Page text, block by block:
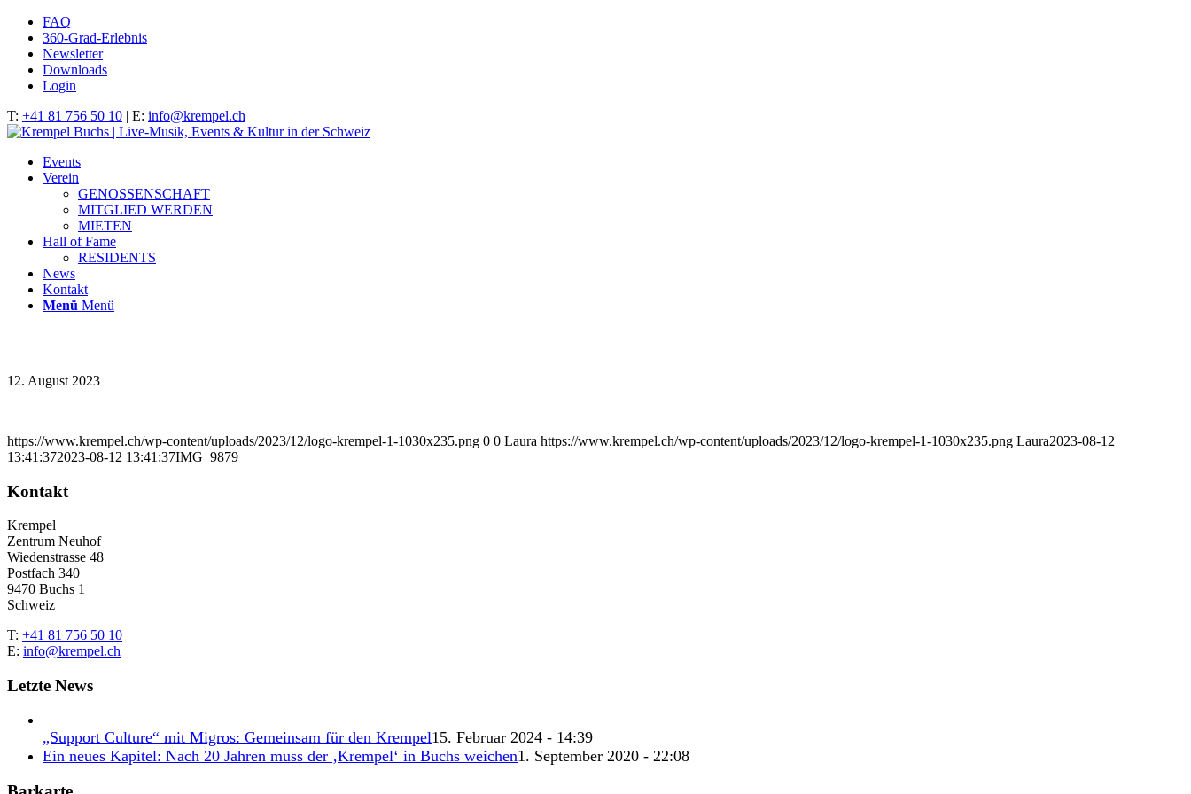
FAQ
360-Grad-Erlebnis
Newsletter
Downloads
Login
T: +41 81 756 50 10 | E: info@krempel.ch
Events
Verein
GENOSSENSCHAFT
MITGLIED WERDEN
MIETEN
Hall of Fame
RESIDENTS
News
Kontakt
Menü Menü
12. August 2023
https://www.krempel.ch/wp-content/uploads/2023/12/logo-krempel-1-1030x235.png 0 0 Laura https://www.krempel.ch/wp-content/uploads/2023/12/logo-krempel-1-1030x235.png Laura2023-08-12
13:41:372023-08-12 13:41:37IMG_9879
Kontakt
Krempel
Zentrum Neuhof
Wiedenstrasse 48
Postfach 340
9470 Buchs 1
Schweiz
T: +41 81 756 50 10
E: info@krempel.ch
Letzte News
„Support Culture“ mit Migros: Gemeinsam für den Krempel15. Februar 2024 - 14:39
Ein neues Kapitel: Nach 20 Jahren muss der ‚Krempel‘ in Buchs weichen1. September 2020 - 22:08